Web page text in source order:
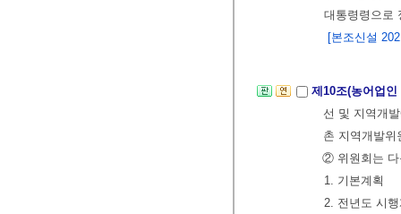
대통령령으로
[본조신설
제10조(농어업
선 및 지역개
촌 지역개발
② 위원회는 다
1. 기본계획
2. 전년도 시